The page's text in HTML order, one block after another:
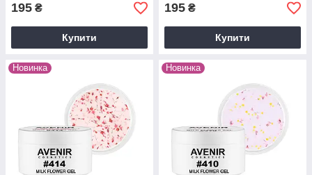
195 ₴
Купити
195 ₴
Купити
Новинка Новинка